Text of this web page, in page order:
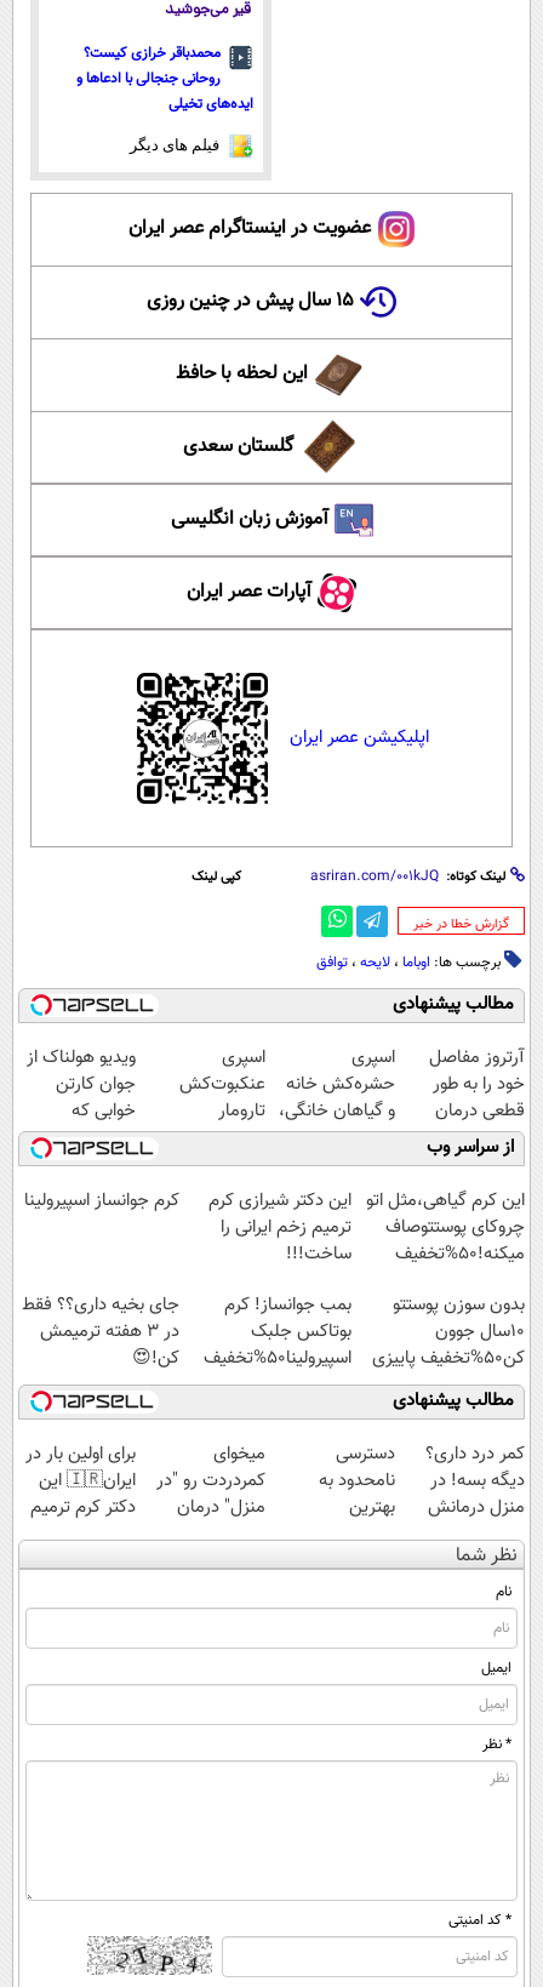
قیر می‌جوشید
محمدباقر خرازی کیست؟
روحانی جنجالی با ادعاها و
ایده‌های تخیلی
فیلم های دیگر
عضویت در اینستاگرام عصر ایران
۱۵ سال پیش در چنین روزی
این لحظه با حافظ
گلستان سعدی
آموزش زبان انگلیسی
آپارات عصر ایران
اپلیکیشن عصر ایران
لینک کوتاه: کپی لینک
‌گزارش خطا در خبر
برچسب ها: اوباما ، لایحه ، توافق
مطالب پیشنهادی
آرتروز مفاصل
خود را به طور
قطعی درمان
کنید!
◗پرسش‌نامه◖
اسپری
حشره‌کش خانه
و گیاهان خانگی،
نابودکننده انواع
حشرات خانگی و
آفات
اسپری
عنکبوت‌‌کش
تارومار
ازبین‌برنده انواع
عنکبوت
ویدیو هولناک از
جوان کارتن
خوابی که
میلیاردر شد.
آموزش رایگان
از سراسر وب
این کرم گیاهی،مثل اتو
چروکای پوستتوصاف
میکنه!50%تخفیف
این دکتر شیرازی کرم
ترمیم زخم ایرانی را
ساخت!!!
کرم جوانساز اسپیرولینا
بدون سوزن پوستتو
10سال جوون
کن50%تخفیف پاییزی
بمب جوانساز! کرم
بوتاکس جلبک
اسپیرولینا50%تخفیف
جای بخیه داری؟؟ فقط
در 3 هفته ترمیمش
کن!😍
مطالب پیشنهادی
کمر درد داری؟
دیگه بسه! در
منزل درمانش
کن
(◀پرسش‌نامه)
دسترسی
نامحدود به
بهترین
آموزش‌ها تا روز
میخوای
کمردردت رو "در
منزل" درمان
کنی؟ (◂فیلم +
برای اولین بار در
ایران🇮🇷 این
دکتر کرم ترمیم
کننده 23 روزه
نظر شما
نام
ایمیل
* نظر
* کد امنیتی